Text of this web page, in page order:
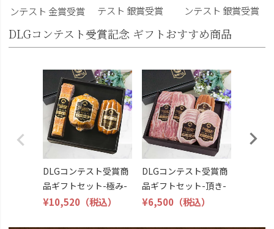
ンテスト 金賞受賞
テスト 銀賞受賞
ンテスト 銀賞受賞
DLGコンテスト受賞記念 ギフトおすすめ商品
DLGコンテスト受賞商
品ギフトセット-極み-
¥10,520 （税込）
DLGコンテスト受賞商
品ギフトセット-頂き-
¥6,500 （税込）